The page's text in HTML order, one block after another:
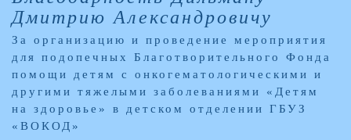
Дмитрию Александровичу
За организацию и проведение мероприятия
для подопечных Благотворительного Фонда
помощи детям с онкогематологическими и
другими тяжелыми заболеваниями «Детям
на здоровье» в детском отделении ГБУЗ
«ВОКОД»